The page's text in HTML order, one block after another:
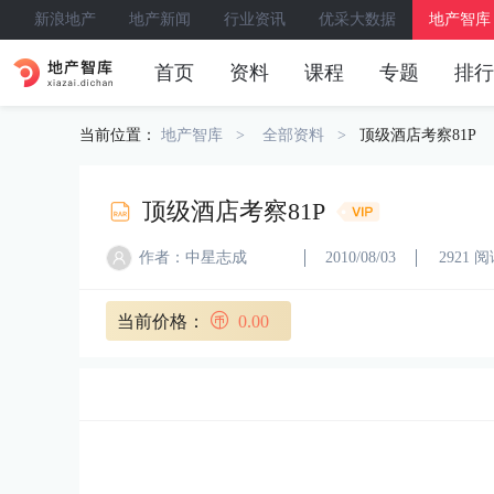
新浪地产 地产新闻 行业资讯 优采大数据 地产智库
首页 资料 课程 专题 排
当前位置： 地产智库 全部资料 顶级酒店考察81P
顶级酒店考察81P
作者：中星志成 2010/08/03 2921 阅
当前价格： 0.00